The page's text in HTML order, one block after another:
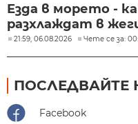
Езда в морето -
разхлаждат в
21:59, 06.08.2026 Чете се за:
ПОСЛЕДВАЙТЕ
Facebook